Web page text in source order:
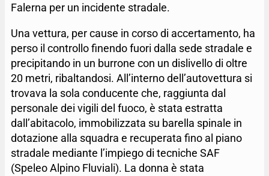
Falerna per un incidente stradale.
Una vettura, per cause in corso di accertamento, ha
perso il controllo finendo fuori dalla sede stradale e
precipitando in un burrone con un dislivello di oltre
20 metri, ribaltandosi. All’interno dell’autovettura si
trovava la sola conducente che, raggiunta dal
personale dei vigili del fuoco, è stata estratta
dall’abitacolo, immobilizzata su barella spinale in
dotazione alla squadra e recuperata fino al piano
stradale mediante l’impiego di tecniche SAF
(Speleo Alpino Fluviali). La donna è stata